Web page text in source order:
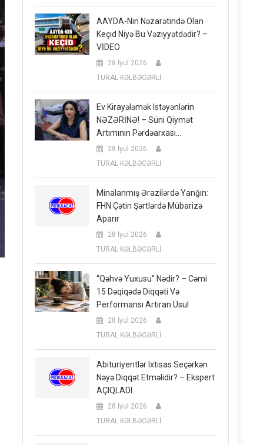
AAYDA-Nın Nəzarətində Olan
Keçid Niyə Bu Vəziyyətdədir? –
VİDEO
28 İyul 2026
TURAL KƏLBƏCƏRLİ
Ev Kirayələmək Istəyənlərin
NƏZƏRİNƏ! – Süni Qiymət
Artımının Pərdəarxası…
28 İyul 2026
TURAL KƏLBƏCƏRLİ
Minalanmış Ərazilərdə Yanğın:
FHN Çətin Şərtlərdə Mübarizə
Aparır
28 İyul 2026
TURAL KƏLBƏCƏRLİ
“Qəhvə Yuxusu” Nədir? – Cəmi
15 Dəqiqədə Diqqəti Və
Performansı Artıran Üsul
28 İyul 2026
TURAL KƏLBƏCƏRLİ
Abituriyentlər Ixtisas Seçərkən
Nəyə Diqqət Etməlidir? – Ekspert
AÇIQLADI
28 İyul 2026
TURAL KƏLBƏCƏRLİ